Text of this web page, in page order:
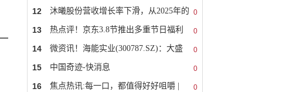
0
12 沐曦股份营收增长率下滑，从2025年的
0
13 热点评！京东3.8节推出多重节日福利
0
14 微资讯！海能实业(300787.SZ)：大盛
0
15 中国奇迹-快消息
0
16 焦点热讯:每一口，都值得好好咀嚼 |